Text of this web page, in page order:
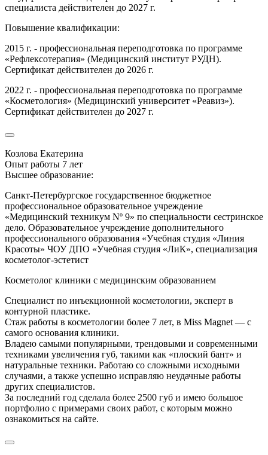
специалиста действителен до 2027 г.
Повышение квалификации:
2015 г. - профессиональная переподготовка по программе
«Рефлексотерапия» (Медицинский институт РУДН).
Сертификат действителен до 2026 г.
2022 г. - профессиональная переподготовка по программе
«Косметология» (Медицинский университет «Реавиз»).
Сертификат действителен до 2027 г.
Козлова Екатерина
Опыт работы 7 лет
Высшее образование:
Санкт-Петербургское государственное бюджетное
профессиональное образовательное учреждение
«Медицинский техникум Nº 9» по специальности сестринское
дело. Образовательное учреждение дополнительного
профессионального образования «Учебная студия «Линия
Красоты» ЧОУ ДПО «Учебная студия «ЛиК», специализация
косметолог-эстетист
Косметолог клиники с медицинским образованием
Специалист по инъекционной косметологии, эксперт в
контурной пластике.
Стаж работы в косметологии более 7 лет, в Miss Magnet — с
самого основания клиники.
Владею самыми популярными, трендовыми и современными
техниками увеличения губ, такими как «плоский бант» и
натуральные техники. Работаю со сложными исходными
случаями, а также успешно исправляю неудачные работы
других специалистов.
За последний год сделала более 2500 губ и имею большое
портфолио с примерами своих работ, с которым можно
ознакомиться на сайте.